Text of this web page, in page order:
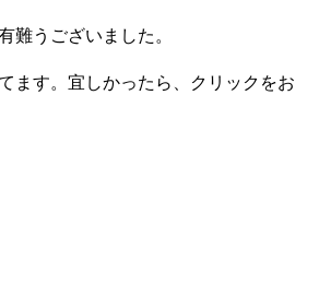
難うございました。
ます。宜しかったら、クリックをお